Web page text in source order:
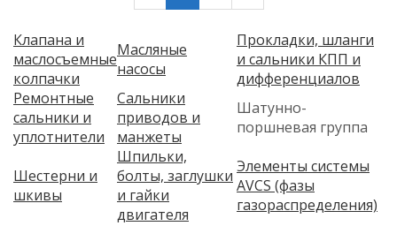
Клапана и
маслосъемные
колпачки
Масляные
насосы
Прокладки, шланги
и сальники КПП и
дифференциалов
Ремонтные
сальники и
уплотнители
Сальники
приводов и
манжеты
Шатунно-
поршневая группа
Шестерни и
шкивы
Шпильки,
болты, заглушки
и гайки
двигателя
Элементы системы
AVCS (фазы
газораспределения)